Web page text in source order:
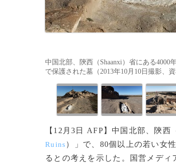
中国北部、陝西（Shaanxi）省にある
で保護された墓（2013年10月10日撮影、
【12月3日 AFP】中国北部、陝西
Ruins）」で、80個以上の若い女
るとの考えを示した。国営メディ